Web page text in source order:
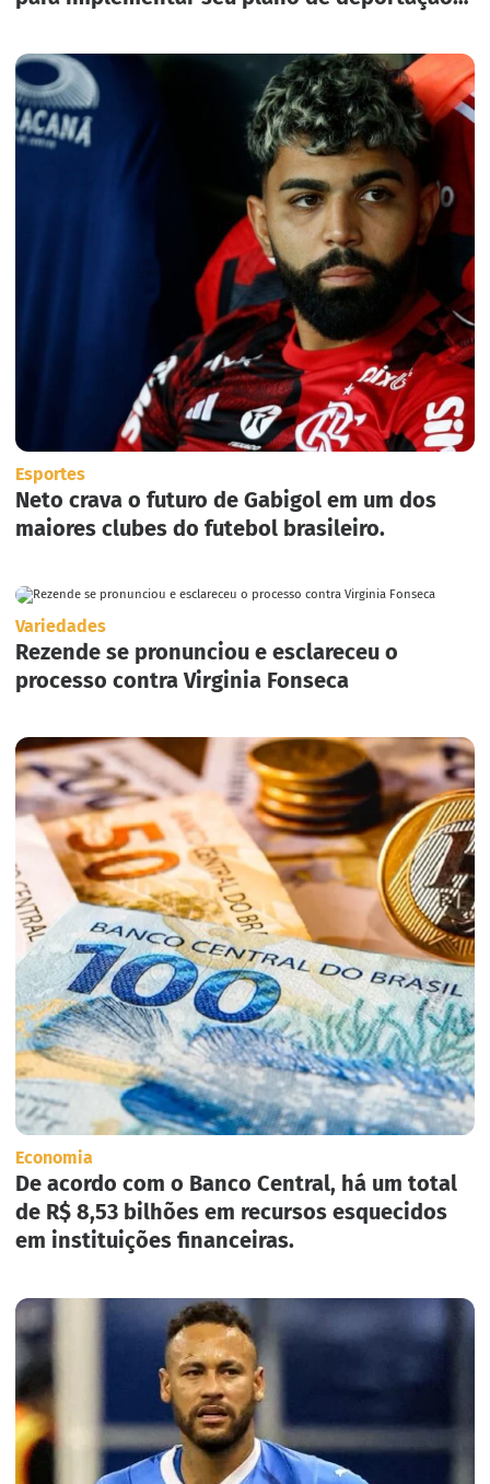
Esportes
Neto crava o futuro de Gabigol em um dos
maiores clubes do futebol brasileiro.
Variedades
Rezende se pronunciou e esclareceu o
processo contra Virginia Fonseca
Economia
De acordo com o Banco Central, há um total
de R$ 8,53 bilhões em recursos esquecidos
em instituições financeiras.